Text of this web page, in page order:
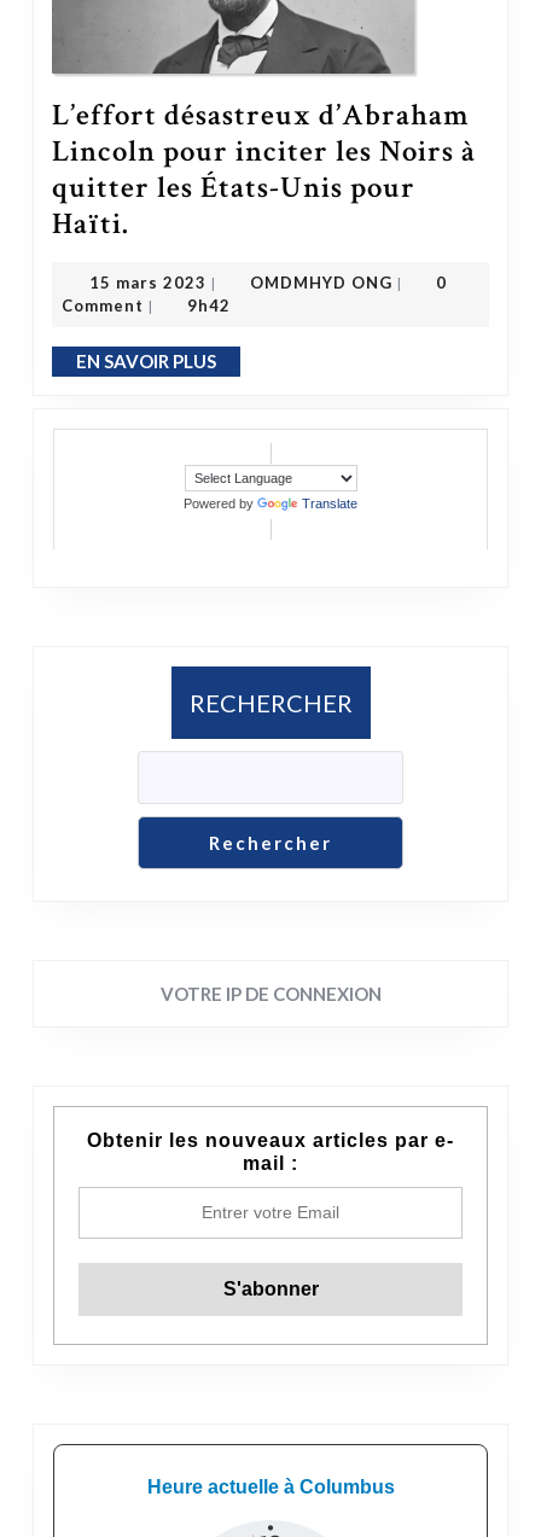
L’effort désastreux d’Abraham
Lincoln pour inciter les Noirs à
quitter les États-Unis pour
Haïti.
15 mars 2023 15 mars 2023
| OMDMHYD ONG |
0
Comment | 9h42
EN SAVOIR PLUSEN SAVOIR PLUS
Powered by Translate
RECHERCHER
Rechercher
VOTRE IP DE CONNEXION
Obtenir les nouveaux articles par e-
mail :